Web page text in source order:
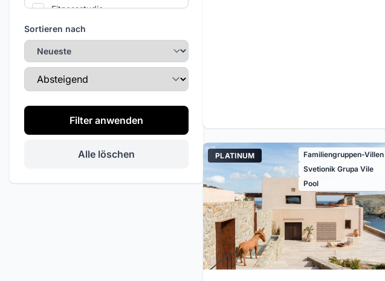
Fitnessstudio
WLAN
Privatparkplatz
Täglicher Reinigungsservice
Private Veranstaltungen
Sortieren nach
Sortierreihenfolge
Filter anwenden
Alle löschen PLATINUM
Familiengruppen-Villen
Svetionik Grupa Vile
Pool